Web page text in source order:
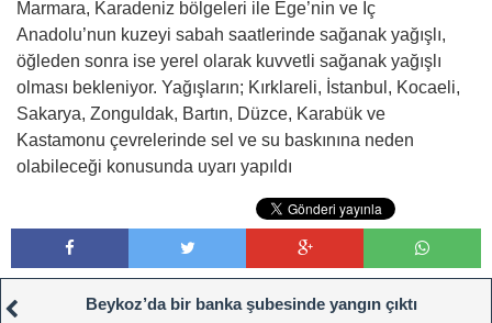
Marmara, Karadeniz bölgeleri ile Ege’nin ve İç
Anadolu’nun kuzeyi sabah saatlerinde sağanak yağışlı,
öğleden sonra ise yerel olarak kuvvetli sağanak yağışlı
olması bekleniyor. Yağışların; Kırklareli, İstanbul, Kocaeli,
Sakarya, Zonguldak, Bartın, Düzce, Karabük ve
Kastamonu çevrelerinde sel ve su baskınına neden
olabileceği konusunda uyarı yapıldı
Beykoz’da bir banka şubesinde yangın çıktı